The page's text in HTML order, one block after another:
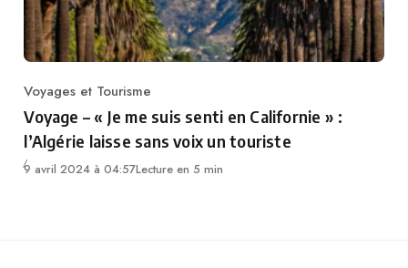
Category
Voyages et Tourisme
Voyage – « Je me suis senti en Californie » :
l’Algérie laisse sans voix un touriste
9 avril 2024 à 04:57Lecture en 5 min